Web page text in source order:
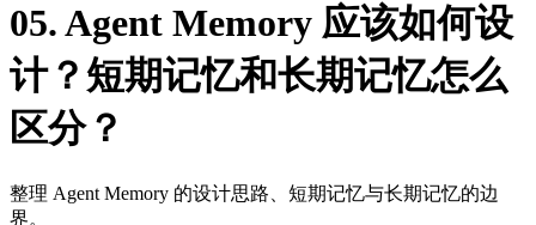
05. Agent Memory 应该如何设
计？短期记忆和长期记忆怎么
区分？
整理 Agent Memory 的设计思路、短期记忆与长期记忆的边
界。